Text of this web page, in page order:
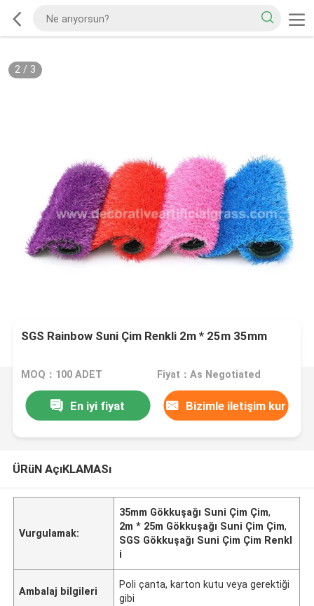
2/ 3
SGS Rainbow Suni Çim Renkli 2m * 25m 35mm
MOQ：100 ADET Fiyat：As Negotiated
En iyi fiyat Bizimle iletişim kur
ÜRüN AçıKLAMASı
Vurgulamak:
35mm Gökkuşağı Suni Çim Çim,
2m * 25m Gökkuşağı Suni Çim Çim,
SGS Gökkuşağı Suni Çim Çim Renkl
i
Ambalaj bilgileri
Poli çanta, karton kutu veya gerektiği
gibi